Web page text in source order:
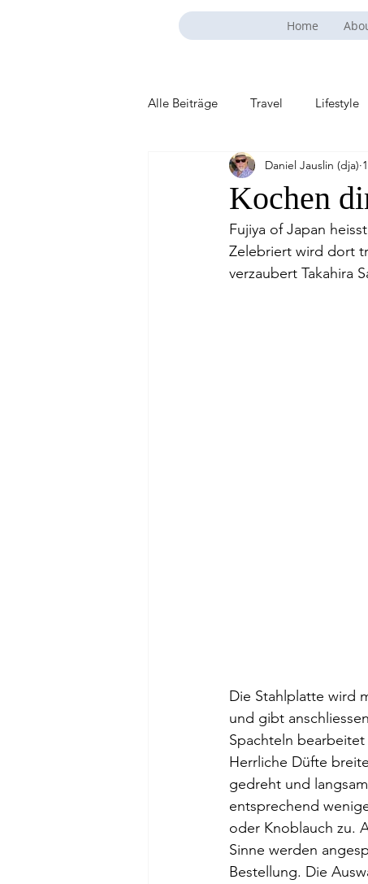
Home
Alle Beiträge Travel Lifestyle
Kochen
Daniel Jauslin (dja)
Fujiya of Japan
Zelebriert wird dort
verzaubert Takahira
Die Stahlplatte wird
und gibt
Spachteln
Herrliche Düfte
gedreht und
entsprechend
oder Knoblauch zu.
Sinne werden
Bestellung. Die